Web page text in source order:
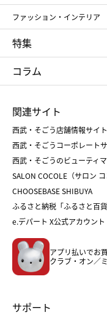
お中元
ポール&ジョー ボーテ
NARS
RMK
クリニーク
アンリ・シャルパンティエ
ゴディバ
たねや
ねんりん家
ファッション・インテリア
ポロ ラルフ ローレン
タケオ キクチ
シュタイフ
特集
お中元
ひな人形
父の日
クリスマスケーキ
ホワイトデー
コラム
菓子折り
和菓子
人気のギフト
バレンタイン
おせち
フード
ホーム・キッチン＆アート
関連サイト
西武・そごう店舗情報サイト
西武・そごうコーポレート
西武・そごうのビューティ
SALON COCOLE（サロン コ
CHOOSEBASE SHIBUYA
ふるさと納税「ふるさと百貨
e.デパート X公式アカウント
アプリ払いでお買
クラブ・オン／
サポート